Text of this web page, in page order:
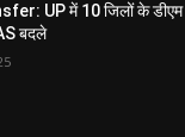
UP में 10 जिलों के डीएम
बदले